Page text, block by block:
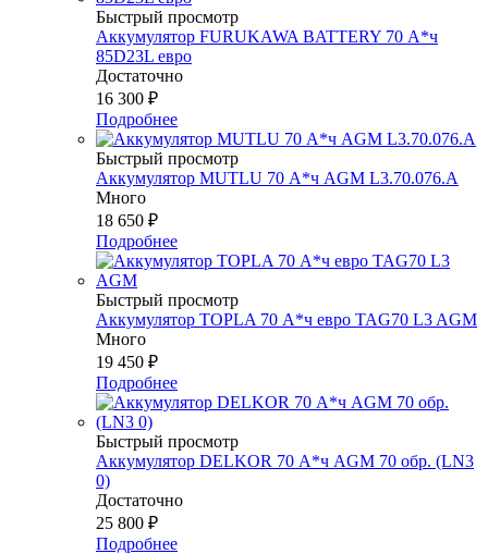
Быстрый просмотр
Аккумулятор FURUKAWA BATTERY 70 А*ч
85D23L евро
Достаточно
16 300 ₽
Подробнее
Быстрый просмотр
Аккумулятор MUTLU 70 А*ч AGM L3.70.076.А
Много
18 650 ₽
Подробнее
Быстрый просмотр
Аккумулятор TOPLA 70 А*ч евро TAG70 L3 AGM
Много
19 450 ₽
Подробнее
Быстрый просмотр
Аккумулятор DELKOR 70 А*ч AGM 70 обр. (LN3
0)
Достаточно
25 800 ₽
Подробнее